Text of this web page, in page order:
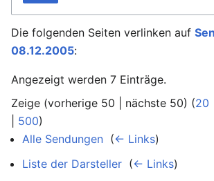
Die folgenden Seiten verlinken auf
08.12.2005:
Angezeigt werden 7 Einträge.
Zeige (vorherige 50 nächste 50) (20
500)
Alle Sendungen (← Links)
Liste der Darsteller (← Links)